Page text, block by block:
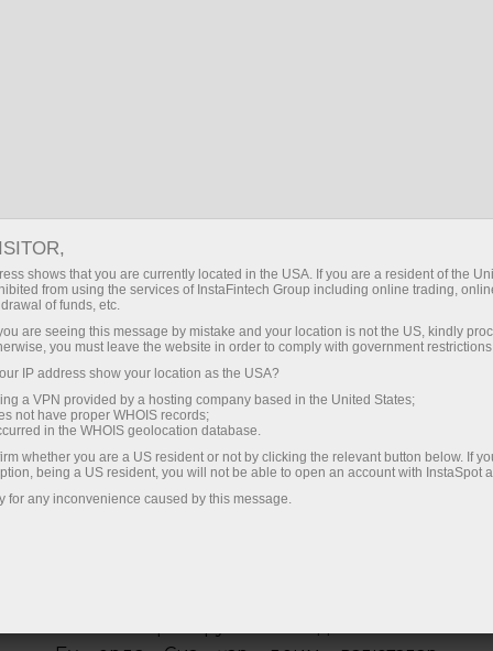
АНАЛИЗ КУРСА USD/RUB
Ҳисоб-варағини тўлдириш
Россия рубли ва Америка миллий
shows that you are currently located in the USA. If you are a resident of the
from using the services of InstaFintech Group including online trading,
of funds, etc.
are seeing this message by mistake and your location is not the US, kindly
you must leave the website in order to comply with government
IP address show your location as the USA?
a VPN provided by a hosting company based in the United States;
not have proper WHOIS records;
in the WHOIS geolocation database.
whether you are a US resident or not by clicking the relevant button below. If
being a US resident, you will not be able to open an account with InstaSpot
for any inconvenience caused by this message.